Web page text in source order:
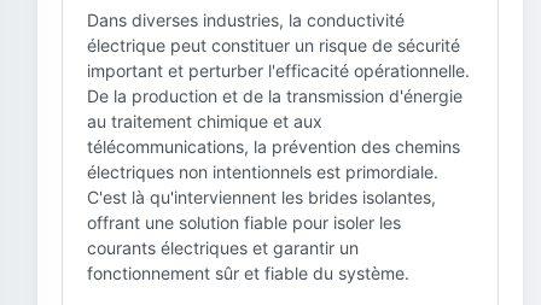
Dans diverses industries, la conductivité
électrique peut constituer un risque de sécurité
important et perturber l'efficacité opérationnelle.
De la production et de la transmission d'énergie
au traitement chimique et aux
télécommunications, la prévention des chemins
électriques non intentionnels est primordiale.
C'est là qu'interviennent les brides isolantes,
offrant une solution fiable pour isoler les
courants électriques et garantir un
fonctionnement sûr et fiable du système.